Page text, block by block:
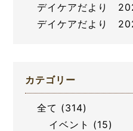
デイケアだより
デイケアだより
カテゴリー
全て (314)
イベント (15)